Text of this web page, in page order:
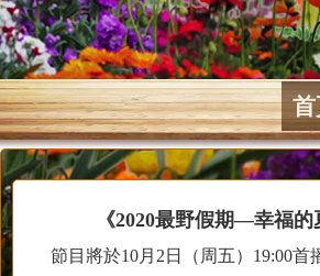
首
《2020最野假期—幸福的
節目將於10月2日（周五）19:00首